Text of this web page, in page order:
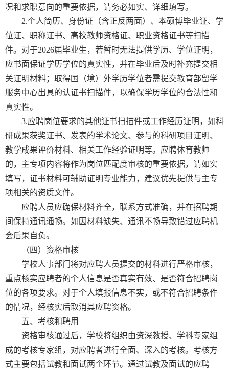
况和求职意向的重要依据，请务必如实、详细填写。
2.个人简历、身份证（含正反两面）、本硕博毕业证、学
位证、职称证书、高校教师资格证、职业资格证书等扫描
件。对于2026届毕业生，若暂时无法提供学历、学位证明，
应书面保证学历学位的真实性，并在毕业后及时补充提交相
关证明材料；取得国（境）外学历学位者需提交教育部留学
服务中心出具的认证书扫描件，以确保学历学位的合法性和
真实性。
3.应聘岗位要求的其他证书扫描件或工作经历证明，如科
研成果获奖证书、发表的学术论文、参与的科研项目证明、
教学成果评价材料、相关工作经验证明等。应聘体育教师
的，主专项内容将作为岗位匹配度审核的重要依据，请如实
填写，证书材料可辅助证明专业能力，建议优先提供与主专
项相关的资质文件。
应聘人员应确保材料齐全，联系方式准确，并在招聘期
间保持通讯通畅。如因材料缺失、通讯不畅导致错过应聘机
会后果自负。
（四）资格审核
学校人事部门将对应聘人员提交的材料进行严格审核，
重点核实应聘者的个人信息是否真实有效、是否符合招聘岗
位的各项要求。对于个人填报信息不实，或不符合招聘条件
的情况，经核实后取消其应聘资格。
五、考核和聘用
资格审核通过后，学校将组织由资深教授、学科专家组
成的考核专家组，对应聘者进行全面、深入的考核。考核方
式主要包括试教和面试两个环节。通过试教及面试的应聘